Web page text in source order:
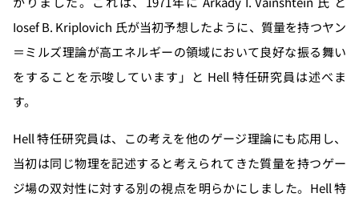
Iosef B. Kriplovich 氏が当初予想したように、質量を持つヤン
＝ミルズ理論が高エネルギーの領域において良好な振る舞い
をすることを示唆しています」と Hell 特任研究員は述べま
す。
Hell 特任研究員は、この考えを他のゲージ理論にも応用し、
当初は同じ物理を記述すると考えられてきた質量を持つゲー
ジ場の双対性に対する別の視点を明らかにしました。Hell 特